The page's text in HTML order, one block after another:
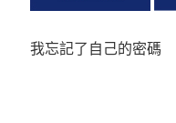
我忘記了自己的密碼